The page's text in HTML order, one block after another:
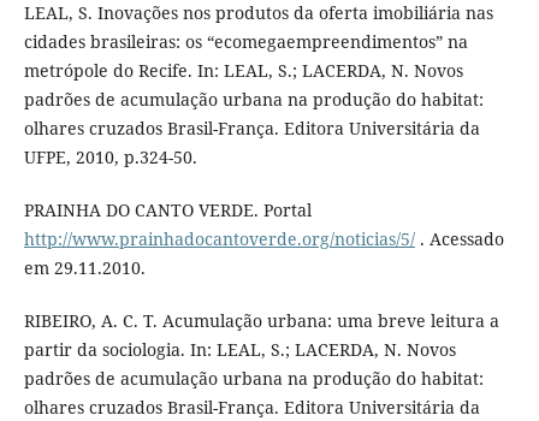
LEAL, S. Inovações nos produtos da oferta imobiliária nas
cidades brasileiras: os “ecomegaempreendimentos” na
metrópole do Recife. In: LEAL, S.; LACERDA, N. Novos
padrões de acumulação urbana na produção do habitat:
olhares cruzados Brasil-França. Editora Universitária da
UFPE, 2010, p.324-50.
PRAINHA DO CANTO VERDE. Portal
http://www.prainhadocantoverde.org/noticias/5/. Acessado
em 29.11.2010.
RIBEIRO, A. C. T. Acumulação urbana: uma breve leitura a
partir da sociologia. In: LEAL, S.; LACERDA, N. Novos
padrões de acumulação urbana na produção do habitat:
olhares cruzados Brasil-França. Editora Universitária da